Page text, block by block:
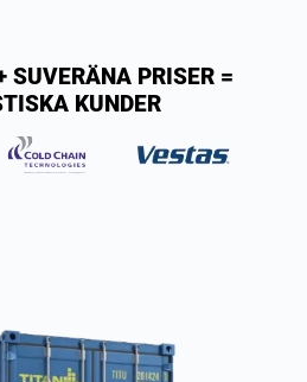
SUVERÄNA PRISER =
KUNDER